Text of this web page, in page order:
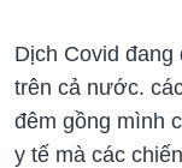
Dịch Covid
trên cả nước.
đêm gồng mình
y tế mà các